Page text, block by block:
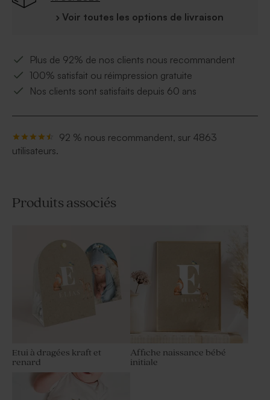
› Voir toutes les options de livraison
Plus de 92% de nos clients nous recommandent
100% satisfait ou réimpression gratuite
Nos clients sont satisfaits depuis 60 ans
92 % nous recommandent, sur 4863
utilisateurs.
Produits associés
Etui à dragées kraft et
renard
Affiche naissance bébé
initiale